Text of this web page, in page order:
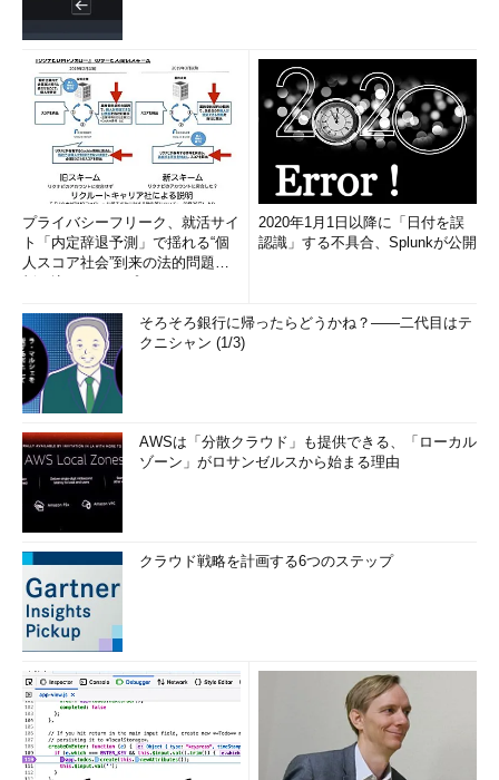
プライバシーフリーク、就活サイ
ト「内定辞退予測」で揺れる“個
人スコア社会”到来の法的問題に
2020年1月1日以降に「日付を誤
認識」する不具合、Splunkが公開
そろそろ銀行に帰ったらどうかね？――二代目はテ
クニシャン (1/3)
AWSは「分散クラウド」も提供できる、「ローカル
ゾーン」がロサンゼルスから始まる理由
クラウド戦略を計画する6つのステップ